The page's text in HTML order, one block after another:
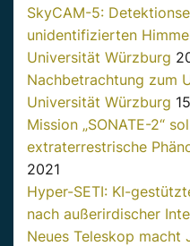
SkyCAM-5:
unidentifizierten
Universität Würzburg
Nachbetrachtung zum
Universität Würzburg
Mission „SONATE-2“
extraterrestrische
2021
Hyper-SETI: KI-
nach außerirdischer
Neues Teleskop